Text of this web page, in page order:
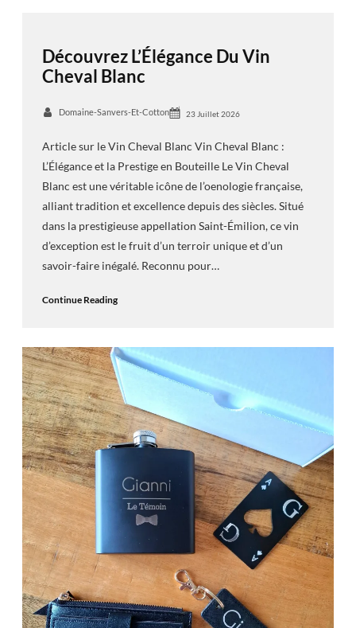
Découvrez L’Élégance Du Vin
Cheval Blanc
Domaine-Sanvers-Et-Cotton 23 Juillet 2026
Article sur le Vin Cheval Blanc Vin Cheval Blanc :
L’Élégance et la Prestige en Bouteille Le Vin Cheval
Blanc est une véritable icône de l’oenologie française,
alliant tradition et excellence depuis des siècles. Situé
dans la prestigieuse appellation Saint-Émilion, ce vin
d’exception est le fruit d’un terroir unique et d’un
savoir-faire inégalé. Reconnu pour…
Continue Reading